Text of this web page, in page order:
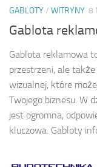
GABLOTY/ WITRYNY 8
Gablota
Gablota reklamowa
przestrzeni, ale
wizualnej, które
Twojego biznesu. W
jest ogromna,
kluczowa. Gabloty